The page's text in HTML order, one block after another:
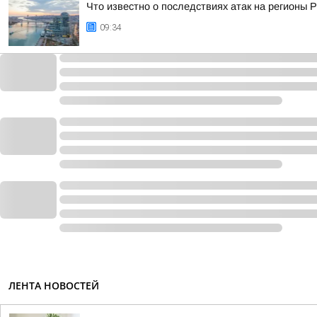
Что известно о последствиях атак на регионы
09:34
ЛЕНТА НОВОСТЕЙ